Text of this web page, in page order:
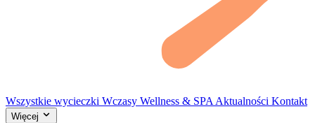
Wszystkie wycieczki Wczasy Wellness & SPA Aktualności Kontakt
Więcej